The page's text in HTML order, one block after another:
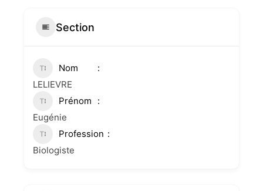
Section
Nom
LELIEVRE
Prénom
Eugénie
Profession
Biologiste